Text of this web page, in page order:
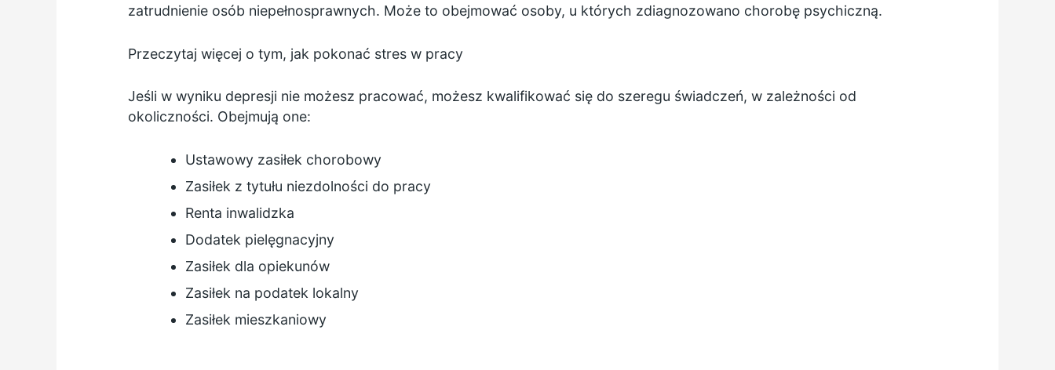
zatrudnienie osób niepełnosprawnych. Może to obejmować osoby, u których zdiagnozowano chorobę psychiczną.
Przeczytaj więcej o tym, jak pokonać stres w pracy
Jeśli w wyniku depresji nie możesz pracować, możesz kwalifikować się do szeregu świadczeń, w zależności od
okoliczności. Obejmują one:
Ustawowy zasiłek chorobowy
Zasiłek z tytułu niezdolności do pracy
Renta inwalidzka
Dodatek pielęgnacyjny
Zasiłek dla opiekunów
Zasiłek na podatek lokalny
Zasiłek mieszkaniowy